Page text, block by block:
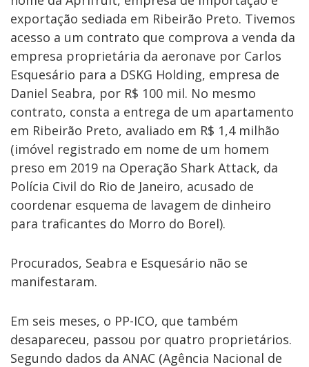
exportação sediada em Ribeirão Preto. Tivemos
acesso a um contrato que comprova a venda da
empresa proprietária da aeronave por Carlos
Esquesário para a DSKG Holding, empresa de
Daniel Seabra, por R$ 100 mil. No mesmo
contrato, consta a entrega de um apartamento
em Ribeirão Preto, avaliado em R$ 1,4 milhão
(imóvel registrado em nome de um homem
preso em 2019 na Operação Shark Attack, da
Polícia Civil do Rio de Janeiro, acusado de
coordenar esquema de lavagem de dinheiro
para traficantes do Morro do Borel).
Procurados, Seabra e Esquesário não se
manifestaram.
Em seis meses, o PP-ICO, que também
desapareceu, passou por quatro proprietários.
Segundo dados da ANAC (Agência Nacional de